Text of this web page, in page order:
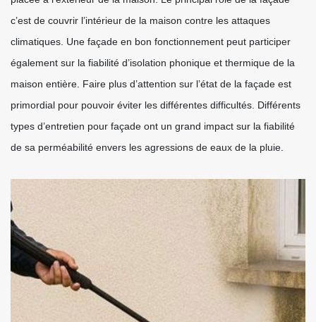
c’est de couvrir l’intérieur de la maison contre les attaques
climatiques. Une façade en bon fonctionnement peut participer
également sur la fiabilité d’isolation phonique et thermique de la
maison entière. Faire plus d’attention sur l’état de la façade est
primordial pour pouvoir éviter les différentes difficultés. Différents
types d’entretien pour façade ont un grand impact sur la fiabilité
de sa perméabilité envers les agressions de eaux de la pluie.